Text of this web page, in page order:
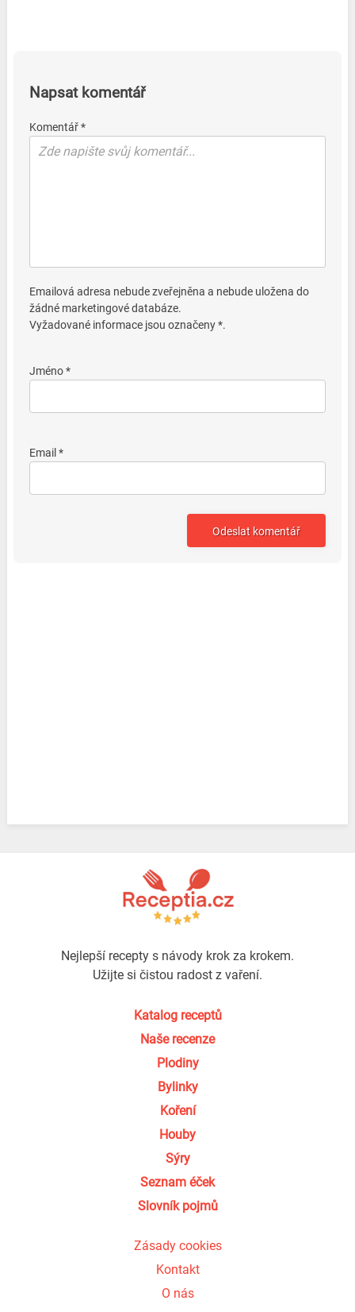
Napsat komentář
Komentář *
Emailová adresa nebude zveřejněna a nebude uložena do
žádné marketingové databáze.
Vyžadované informace jsou označeny *.
Jméno *
Email *
Nejlepší recepty s návody krok za krokem.
Užijte si čistou radost z vaření.
Katalog receptů
Naše recenze
Plodiny
Bylinky
Koření
Houby
Sýry
Seznam éček
Slovník pojmů
Zásady cookies
Kontakt
O nás